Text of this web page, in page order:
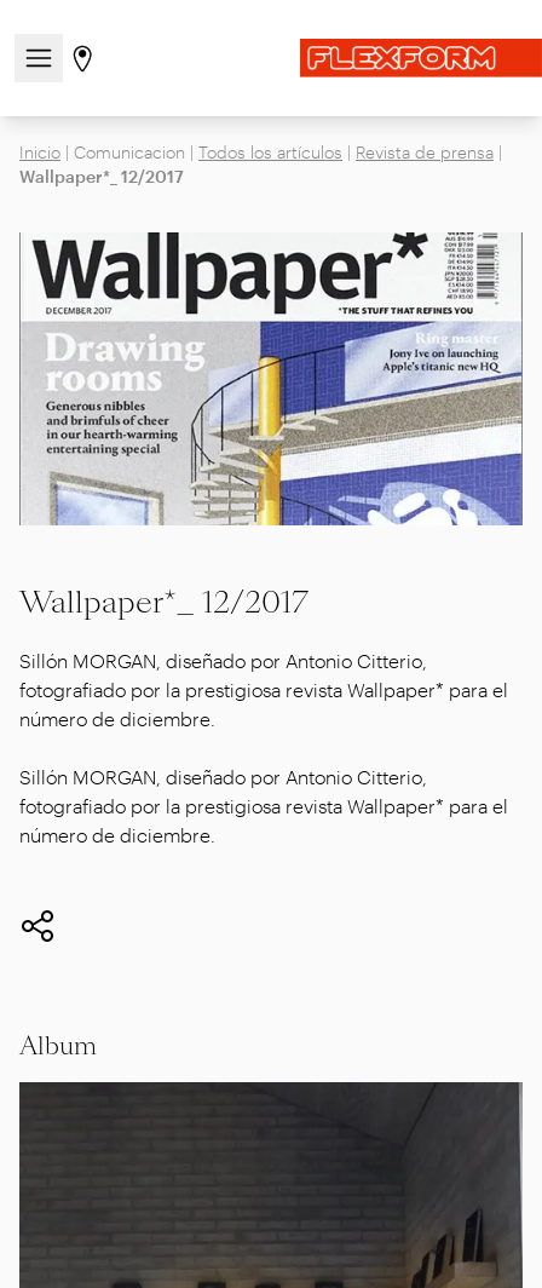
Abre/cierra el menú de navegación
Ir a la página de tiendas
Inicio | Comunicacion | Todos los artículos | Revista de prensa |
Wallpaper*_ 12/2017
Wallpaper*_ 12/2017
Sillón MORGAN, diseñado por Antonio Citterio,
fotografiado por la prestigiosa revista Wallpaper* para el
número de diciembre.
Sillón MORGAN, diseñado por Antonio Citterio,
fotografiado por la prestigiosa revista Wallpaper* para el
número de diciembre.
Album